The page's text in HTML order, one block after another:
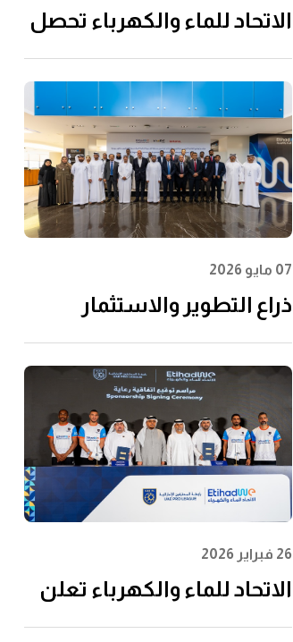
الاتحاد للماء والكهرباء تحصل
55001:2024 في إدارة الأصول
07 مايو 2026
ذراع التطوير والاستثمار
والكهرباء" توقِّع اتفاقية مع
إن إم دي سي إنفرا ولانتانيا
لتنفيذ مشروع محطة الفجيرة
للتحلية سعة 60 مليون جالون
يوميًا
26 فبراير 2026
الاتحاد للماء والكهرباء تعلن